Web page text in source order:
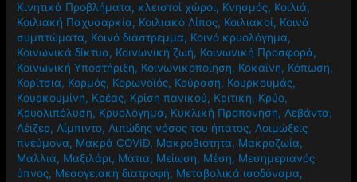
Κινητικά Προβλήματα, κλειστοί χώροι, Κνησμός, Κοιλιά,
Κοιλιακή Παχυσαρκία, Κοιλιακό Λίπος, Κοιλιακοί, Κοινά
συμπτώματα, Κοινό διάστρεμμα, Κοινό κρυολόγημα,
Κοινωνικά δίκτυα, Κοινωνική ζωή, Κοινωνική Προσφορά,
Κοινωνική Υποστήριξη, Κοινωνικοποίηση, Κοκαϊνη, Κόπωση,
Κορίτσια, Κορμός, Κορωνοϊός, Κούραση, Κουρκουμάς,
Κουρκουμίνη, Κρέας, Κρίση πανικού, Κριτική, Κρύο,
Κρυολιπόλυση, Κρυολόγημα, Κυκλική Προπόνηση,Λεβάντα,
Λέιζερ,Λίμπιντο,Λιπώδης νόσος του ήπατος,Λοιμώξεις
πνεύμονα, Μακρά COVID, Μακροβιότητα, Μακροζωία,
Μαλλιά, Μαξιλάρι, Μάτια, Μείωση, Μέση, Μεσημεριανός
ύπνος, Μεσογειακή διατροφή, Μεταβολικά ισοδύναμα,